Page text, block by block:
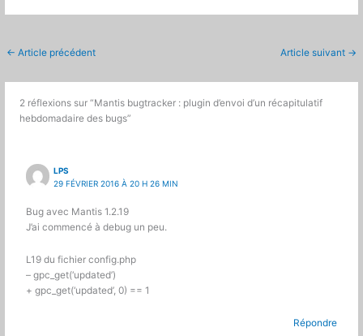
← Article précédent Article suivant →
2 réflexions sur “Mantis bugtracker : plugin d’envoi d’un récapitulatif
hebdomadaire des bugs”
LPS
29 FÉVRIER 2016 À 20 H 26 MIN
Bug avec Mantis 1.2.19
J’ai commencé à debug un peu.
L19 du fichier config.php
– gpc_get(‘updated’)
+ gpc_get(‘updated’, 0) == 1
Répondre